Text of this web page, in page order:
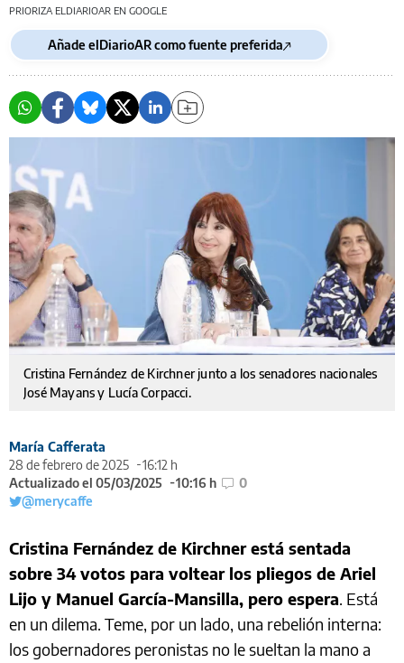
PRIORIZA ELDIARIOAR EN GOOGLE
Añade elDiarioAR como fuente preferida
Cristina Fernández de Kirchner junto a los senadores nacionales
José Mayans y Lucía Corpacci.
María Cafferata
28 de febrero de 2025
16:12 h
Actualizado el 05/03/2025
10:16 h
0
@merycaffe
Cristina Fernández de Kirchner está sentada
sobre 34 votos para voltear los pliegos de Ariel
Lijo y Manuel García-Mansilla, pero espera. Está
en un dilema. Teme, por un lado, una rebelión interna:
los gobernadores peronistas no le sueltan la mano a